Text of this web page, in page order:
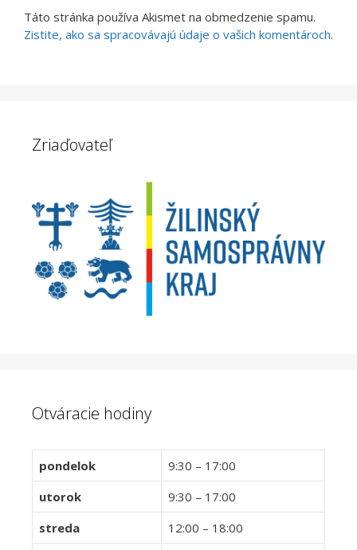
Táto stránka používa Akismet na obmedzenie spamu.
Zistite, ako sa spracovávajú údaje o vašich komentároch.
Zriaďovateľ
Otváracie hodiny
pondelok
9:30 – 17:00
utorok
9:30 – 17:00
streda
12:00 – 18:00